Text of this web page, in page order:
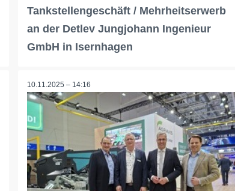
Tankstellengeschäft / Mehrheitserwerb
an der Detlev Jungjohann Ingenieur
GmbH in Isernhagen
10.11.2025 – 14:16